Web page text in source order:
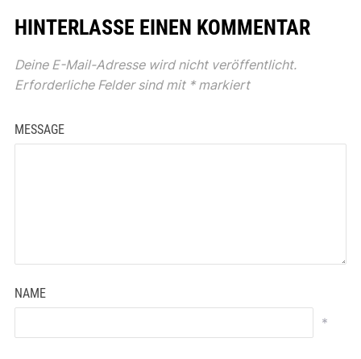
HINTERLASSE EINEN KOMMENTAR
Deine E-Mail-Adresse wird nicht veröffentlicht.
Erforderliche Felder sind mit *markiert
MESSAGE
NAME
*